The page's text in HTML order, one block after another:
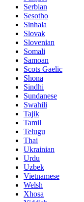
Serbian
Sesotho
Sinhala
Slovak
Slovenian
Somali
Samoan
Scots Gaelic
Shona
Sindhi
Sundanese
Swahili
Tajik
Tamil
Telugu
Thai
Ukrainian
Urdu
Uzbek
Vietnamese
Welsh
Xhosa